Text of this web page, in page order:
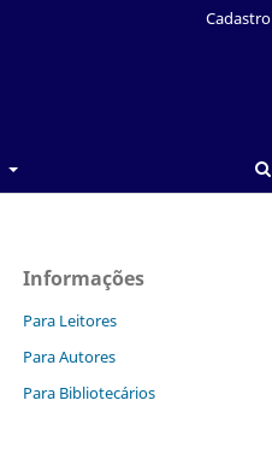
Cadastro
Informações
Para Leitores
Para Autores
Para Bibliotecários